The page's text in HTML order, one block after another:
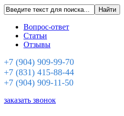
Вопрос-ответ
Статьи
Отзывы
+7 (904) 909-99-70
+7 (831) 415-88-44
+7 (904) 909-11-50
заказать звонок